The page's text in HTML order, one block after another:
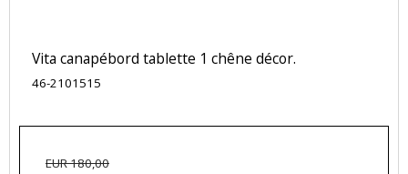
Vita canapébord tablette 1 chêne décor.
46-2101515
EUR 180,00